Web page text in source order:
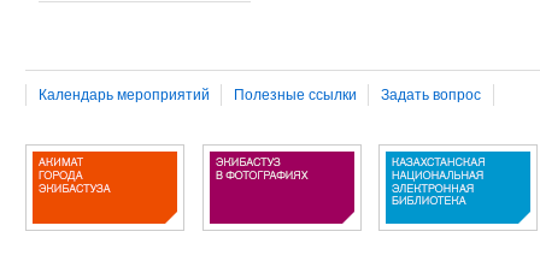
Календарь мероприятий Полезные ссылки Задать вопрос